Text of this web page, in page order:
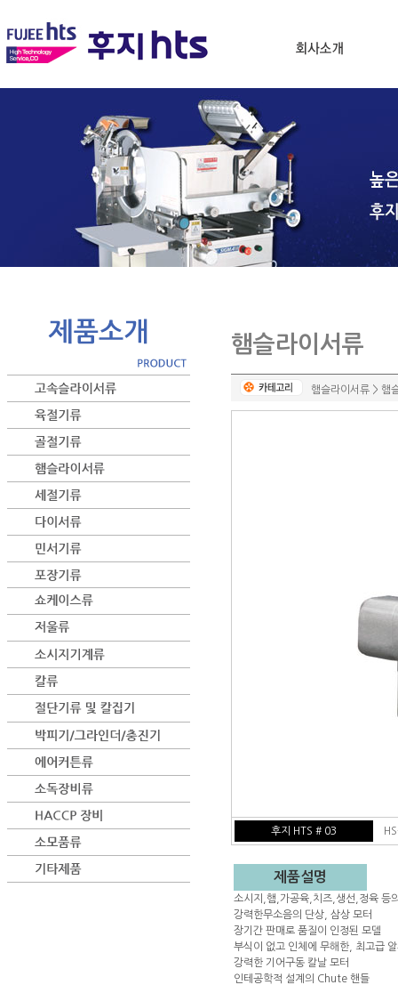
햄슬라이서류
햄슬라이서류 > 햄
후지 HTS # 03
제품설명
소시지,햄,가공육,치즈,생선,정육 등
강력한무소음의 단상, 삼상 모터
장기간 판매로 품질이 인정된 모델
부식이 없고 인체에 무해한, 최고급
강력한 기어구동 칼날 모터
인테공학적 설계의 Chute 핸들